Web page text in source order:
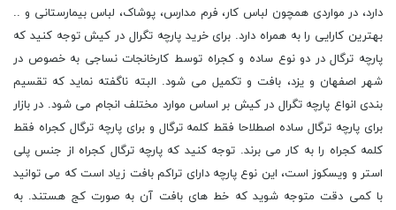
دارد، در مواردی همچون لباس کار، فرم مدارس، پوشاک، لباس بیمارستانی و ..
بهترین کارایی را به همراه دارد. برای خرید پارچه تگرال در کیش توجه کنید که
پارچه ترگال در دو نوع ساده و کجراه توسط کارخانجات نساجی به خصوص در
شهر اصفهان و یزد، بافت و تکمیل می شود. البته ناگفته نماید که تقسیم
بندی انواع پارچه تگرال در کیش بر اساس موارد مختلف انجام می شود. در بازار
برای پارچه ترگال ساده اصطلاحا فقط کلمه ترگال و برای پارچه ترگال کجراه فقط
کلمه کجراه را به کار می برند. توجه کنید که پارچه ترگال کجراه از جنس پلی
استر و ویسکوز است، این نوع پارچه دارای تراکم بافت زیاد است که می توانید
با کمی دقت متوجه شوید که خط های بافت آن به صورت کج هستند. به